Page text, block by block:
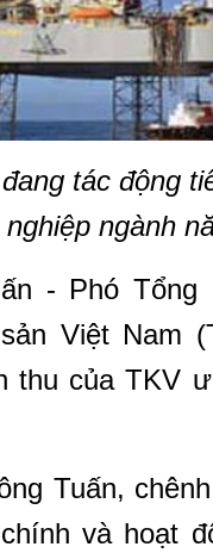
tác động
ngành
- Phó Tổng
Việt Nam
thu của TKV
Tuấn,
và hoạt